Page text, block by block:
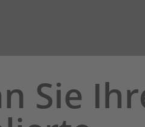
Sie